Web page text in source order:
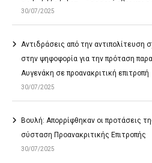
30/07/2025
Αντιδράσεις από την αντιπολίτευση
στην ψηφοφορία για την πρόταση
Αυγενάκη σε προανακριτική επιτροπή
30/07/2025
Βουλή: Απορρίφθηκαν οι προτάσεις
σύσταση Προανακριτικής Επιτροπής
30/07/2025